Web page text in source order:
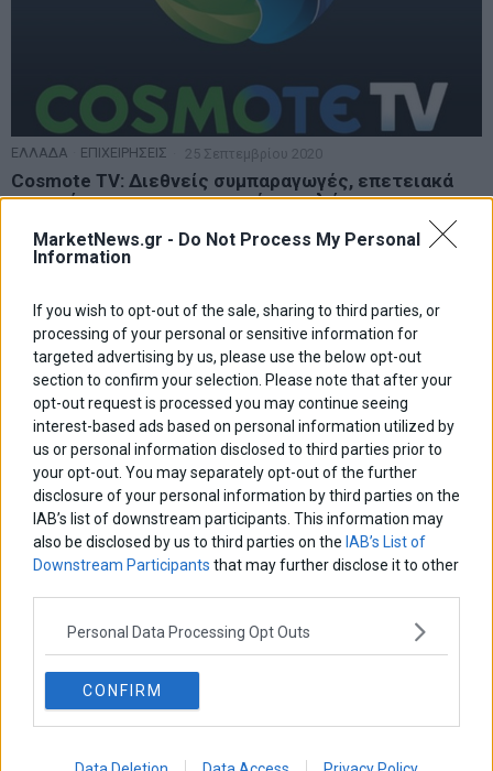
MarketNews.gr - Do Not Process My Personal
Information
If you wish to opt-out of the sale, sharing to third parties, or
processing of your personal or sensitive information for
targeted advertising by us, please use the below opt-out
section to confirm your selection. Please note that after your
opt-out request is processed you may continue seeing
interest-based ads based on personal information utilized by
us or personal information disclosed to third parties prior to
your opt-out. You may separately opt-out of the further
disclosure of your personal information by third parties on the
IAB’s list of downstream participants. This information may
also be disclosed by us to third parties on the IAB’s List of
Downstream Participants that may further disclose it to other
Personal Data Processing Opt Outs
CONFIRM
ΕΛΛΑΔΑ ΕΠΙΧΕΙΡΗΣΕΙΣ 25 Σεπτεμβρίου 2020
Cosmote TV: Διεθνείς συμπαραγωγές, επετειακά
αφιερώματα και ντοκιμαντέρ υψηλών
Με νέες πρωτότυπες παραγωγές και συμπαραγωγές της
COSMOTE TV ξεκινά η τηλεοπτική σεζόν στο COSMOTE HISTORY